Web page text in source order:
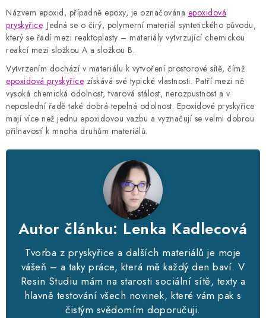
OBRAZY PODLE FOTKY
SQUISHY
DIAMANTOVÉ MALOVÁNÍ
VÝPRODEJ
VÝROBKY Z PRYSKYŘICE
BLOG
KONTAKTY
Doprava a platba Kontakty Stav objednávky
Blog
Proč nakoupit na Resin Studiu
Sledujte nás
Názvem epoxid, případně epoxy, je označována epoxidová
pryskyřice. Jedná se o čirý, polymerní materiál syntetického původu,
který se řadí mezi reaktoplasty – materiály vytvrzující chemickou
reakcí mezi složkou A a složkou B.
Vytvrzením dochází v materiálu k vytvoření prostorové sítě, čímž
epoxidová pryskyřice získává své typické vlastnosti. Patří mezi ně
vysoká chemická odolnost, tvarová stálost, nerozpustnost a v
neposlední řadě také dobrá tepelná odolnost. Epoxidové pryskyřice
mají více než jednu epoxidovou vazbu a vyznačují se velmi dobrou
přilnavostí k mnoha druhům materiálů.
Autor článku: Lenka Kadlecová
Tvorba z pryskyřice a dalších materiálů je moje
vášeň – a taky práce, která mě každý den baví. V
Resin Studiu mám na starosti sociální sítě, texty a
hlavně testování všech novinek, které vám pak s
čistým svědomím doporučuji.